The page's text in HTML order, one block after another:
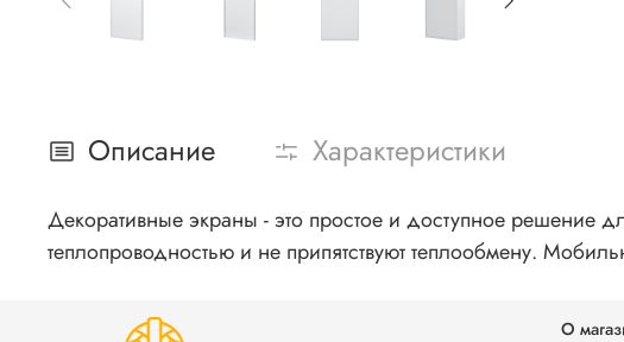
Описание Характеристики
Декоративные экраны - это простое и доступное решение
теплопроводностью и не припятствуют теплообмену.
О